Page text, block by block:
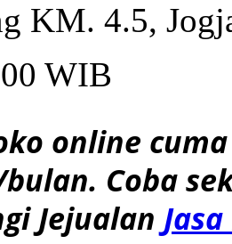
KM. 4.5,
WIB
online
Coba
Jejualan